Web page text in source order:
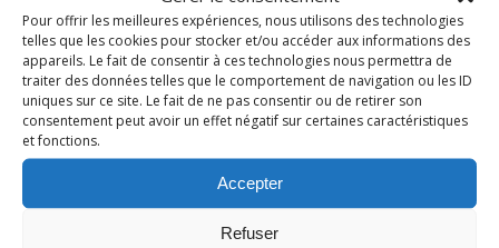
Pour offrir les meilleures expériences, nous utilisons des technologies
telles que les cookies pour stocker et/ou accéder aux informations des
appareils. Le fait de consentir à ces technologies nous permettra de
traiter des données telles que le comportement de navigation ou les ID
uniques sur ce site. Le fait de ne pas consentir ou de retirer son
consentement peut avoir un effet négatif sur certaines caractéristiques
et fonctions.
Accepter
Refuser